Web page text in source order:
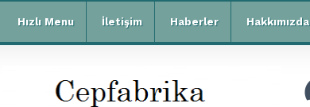
Hızlı Menu İletişim Haberler Hakkımızda